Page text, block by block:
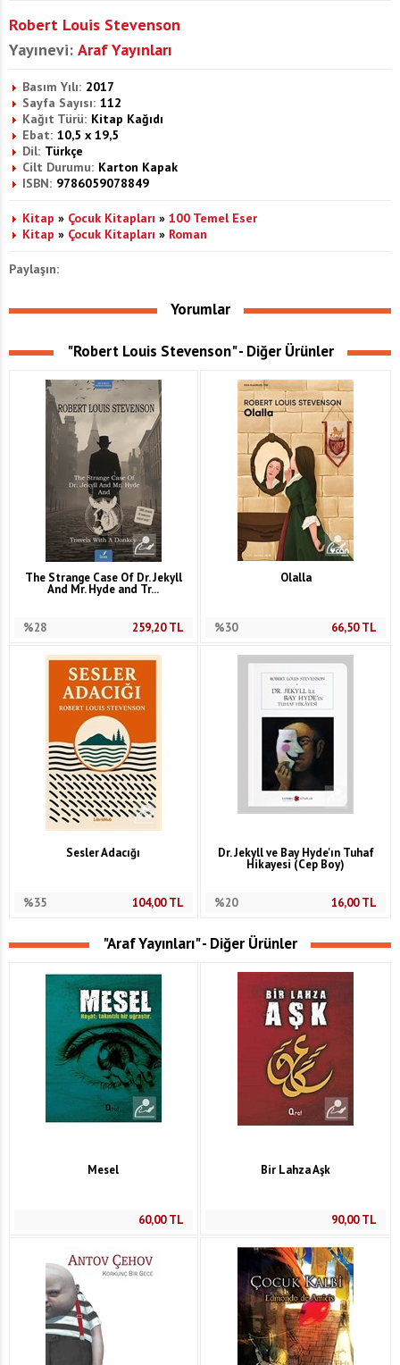
Robert Louis Stevenson
Yayınevi: Araf Yayınları
Basım Yılı: 2017
Sayfa Sayısı: 112
Kağıt Türü: Kitap Kağıdı
Ebat: 10,5 x 19,5
Dil: Türkçe
Cilt Durumu: Karton Kapak
ISBN: 9786059078849
Kitap » Çocuk Kitapları » 100 Temel Eser
Kitap » Çocuk Kitapları » Roman
Paylaşın:
Yorumlar
"Robert Louis Stevenson" - Diğer Ürünler
The Strange Case Of Dr. Jekyll
And Mr. Hyde and Tr...
%28 259,20TL
Olalla
%30 66,50TL
Sesler Adacığı
%35 104,00TL
Dr. Jekyll ve Bay Hyde'ın Tuhaf
Hikayesi (Cep Boy)
%20 16,00TL
"Araf Yayınları" - Diğer Ürünler
Mesel
60,00TL
Bir Lahza Aşk
90,00TL